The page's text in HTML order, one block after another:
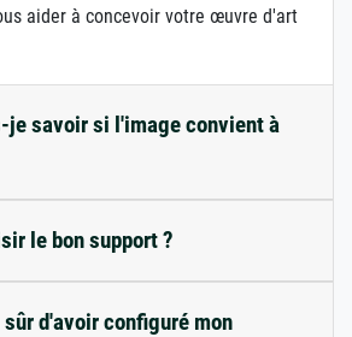
aider à concevoir votre œuvre d'art
je savoir si l'image convient à
le bon support ?
d'avoir configuré mon